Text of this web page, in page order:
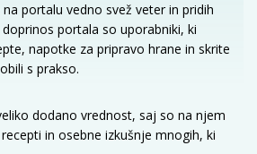
portalu vedno svež veter in pridih
portala so uporabniki, ki
napotke za pripravo hrane in skrite
s prakso.
dodano vrednost, saj so na njem
in osebne izkušnje mnogih, ki